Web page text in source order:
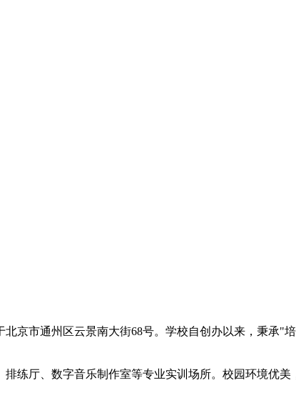
京市通州区云景南大街68号。学校自创办以来，秉承"
练厅、数字音乐制作室等专业实训场所。校园环境优美